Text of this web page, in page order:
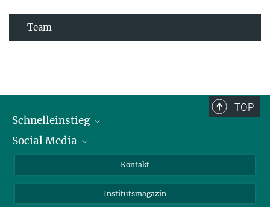
Team
TOP
Schnelleinstieg
Alumni
Fördernde
Social Media
Bluesky
Facebook
Kontakt
Institutsmagazin